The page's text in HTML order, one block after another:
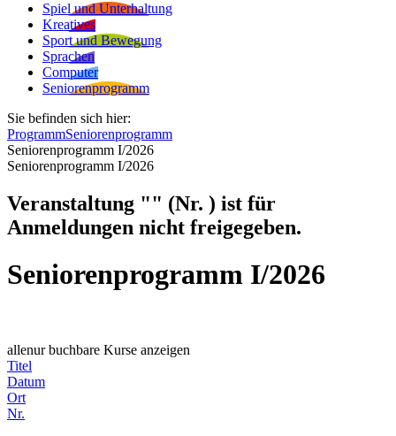
Spiel und Unterhaltung
Kreatives
Sport und Bewegung
Sprachen
Computer
Seniorenprogramm
Sie befinden sich hier:
ProgrammSeniorenprogramm
Seniorenprogramm I/2026
Seniorenprogramm I/2026
Veranstaltung "" (Nr. ) ist für
Anmeldungen nicht freigegeben.
Seniorenprogramm I/2026
allenur buchbare Kurse anzeigen
Titel
Datum
Ort
Nr.